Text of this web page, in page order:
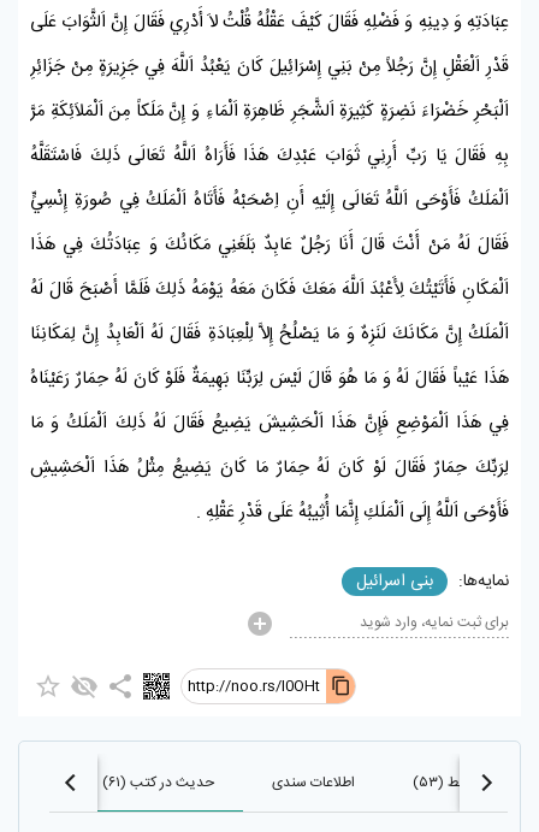
عِبَادَتِهِ وَ دِينِهِ وَ فَضْلِهِ فَقَالَ كَيْفَ عَقْلُهُ قُلْتُ لاَ أَدْرِي فَقَالَ إِنَّ اَلثَّوَابَ عَلَى
قَدْرِ اَلْعَقْلِ إِنَّ رَجُلاً مِنْ بَنِي إِسْرَائِيلَ كَانَ يَعْبُدُ اَللَّهَ فِي جَزِيرَةٍ مِنْ جَزَائِرِ
اَلْبَحْرِ خَضْرَاءَ نَضِرَةٍ كَثِيرَةِ اَلشَّجَرِ ظَاهِرَةِ اَلْمَاءِ وَ إِنَّ مَلَكاً مِنَ اَلْمَلاَئِكَةِ مَرَّ
بِهِ فَقَالَ يَا رَبِّ أَرِنِي ثَوَابَ عَبْدِكَ هَذَا فَأَرَاهُ اَللَّهُ تَعَالَى ذَلِكَ فَاسْتَقَلَّهُ
اَلْمَلَكُ فَأَوْحَى اَللَّهُ تَعَالَى إِلَيْهِ أَنِ اِصْحَبْهُ فَأَتَاهُ اَلْمَلَكُ فِي صُورَةِ إِنْسِيٍّ
فَقَالَ لَهُ مَنْ أَنْتَ قَالَ أَنَا رَجُلٌ عَابِدٌ بَلَغَنِي مَكَانُكَ وَ عِبَادَتُكَ فِي هَذَا
اَلْمَكَانِ فَأَتَيْتُكَ لِأَعْبُدَ اَللَّهَ مَعَكَ فَكَانَ مَعَهُ يَوْمَهُ ذَلِكَ فَلَمَّا أَصْبَحَ قَالَ لَهُ
اَلْمَلَكُ إِنَّ مَكَانَكَ لَنَزِهٌ وَ مَا يَصْلُحُ إِلاَّ لِلْعِبَادَةِ فَقَالَ لَهُ اَلْعَابِدُ إِنَّ لِمَكَانِنَا
هَذَا عَيْباً فَقَالَ لَهُ وَ مَا هُوَ قَالَ لَيْسَ لِرَبِّنَا بَهِيمَةٌ فَلَوْ كَانَ لَهُ حِمَارٌ رَعَيْنَاهُ
فِي هَذَا اَلْمَوْضِعِ فَإِنَّ هَذَا اَلْحَشِيشَ يَضِيعُ فَقَالَ لَهُ ذَلِكَ اَلْمَلَكُ وَ مَا
لِرَبِّكَ حِمَارٌ فَقَالَ لَوْ كَانَ لَهُ حِمَارٌ مَا كَانَ يَضِيعُ مِثْلُ هَذَا اَلْحَشِيشِ
فَأَوْحَى اَللَّهُ إِلَى اَلْمَلَكِ إِنَّمَا أُثِيبُهُ عَلَى قَدْرِ عَقْلِهِ .
نمایه‌ها: بنی اسرائيل
برای ثبت نمایه، وارد شوید
http://noo.rs/I0OHt
احادیث مرتبط (۵۳) اطلاعات سندی حدیث در کتب (۶۱)